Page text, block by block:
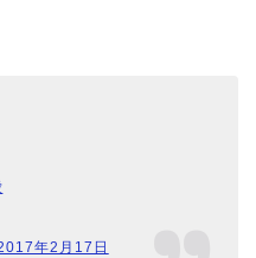
年2月17日